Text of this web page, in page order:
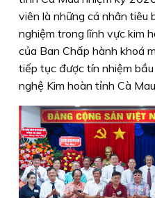
viên là những cá nhân tiêu
nghiệm trong lĩnh vực kim
của Ban Chấp hành khoá
tiếp tục được tín nhiệm
nghệ Kim hoàn tỉnh Cà